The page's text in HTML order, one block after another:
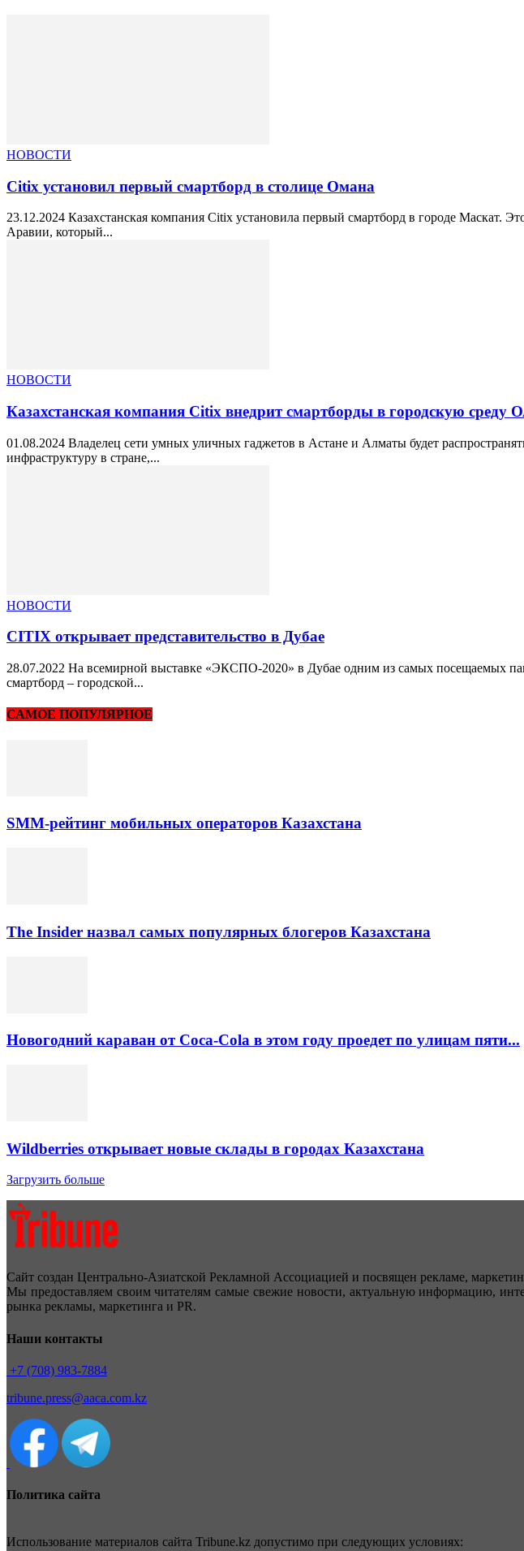
НОВОСТИ
Citix установил первый смартборд в столице Омана
23.12.2024 Казахстанская компания Citix установила первый смартборд в городе Маскат.
Аравии, который...
НОВОСТИ
Казахстанская компания Citix внедрит смартборды в городскую среду
01.08.2024 Владелец сети умных уличных гаджетов в Астане и Алматы будет
инфраструктуру в стране,...
НОВОСТИ
CITIX открывает представительство в Дубае
28.07.2022 На всемирной выставке «ЭКСПО-2020» в Дубае одним из самых посещаемых
смартборд – городской...
САМОЕ ПОПУЛЯРНОЕ
SMM-рейтинг мобильных операторов Казахстана
The Insider назвал самых популярных блогеров Казахстана
Новогодний караван от Coca-Cola в этом году проедет по улицам пяти...
Wildberries открывает новые склады в городах Казахстана
Загрузить больше
Сайт создан Центрально-Азиатской Рекламной Ассоциацией и посвящен рекламе,
Мы предоставляем своим читателям самые свежие новости, актуальную информацию,
рынка рекламы, маркетинга и PR.
Наши контакты
+7 (708) 983-7884
tribune.press@aaca.com.kz
Политика сайта
Использование материалов сайта Tribune.kz допустимо при следующих условиях: